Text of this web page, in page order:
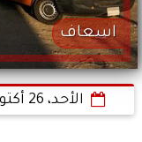
اسعاف
الأحد، 26 أكتوبر 2025